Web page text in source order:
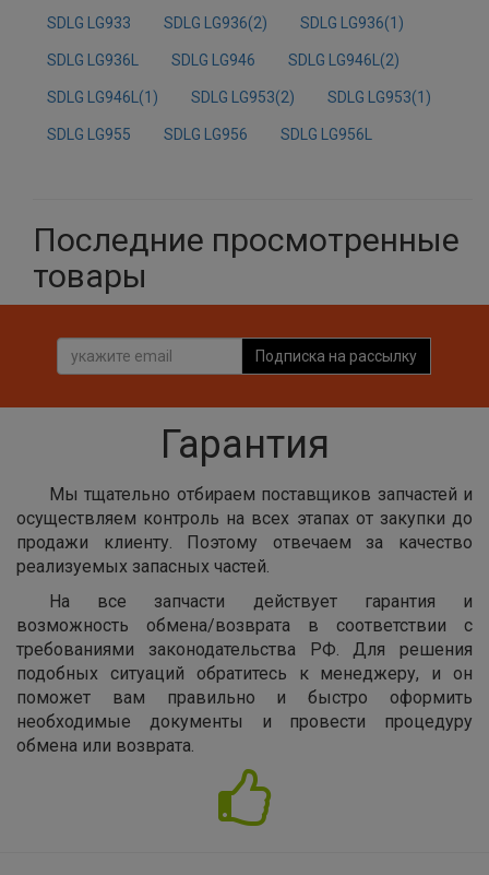
SDLG LG933 SDLG LG936(2) SDLG LG936(1)
SDLG LG936L SDLG LG946 SDLG LG946L(2)
SDLG LG946L(1) SDLG LG953(2) SDLG LG953(1)
SDLG LG955 SDLG LG956 SDLG LG956L
Последние просмотренные
товары
Подписка на рассылку
Гарантия
Мы тщательно отбираем поставщиков запчастей и
осуществляем контроль на всех этапах от закупки до
продажи клиенту. Поэтому отвечаем за качество
реализуемых запасных частей.
На все запчасти действует гарантия и
возможность обмена/возврата в соответствии с
требованиями законодательства РФ. Для решения
подобных ситуаций обратитесь к менеджеру, и он
поможет вам правильно и быстро оформить
необходимые документы и провести процедуру
обмена или возврата.